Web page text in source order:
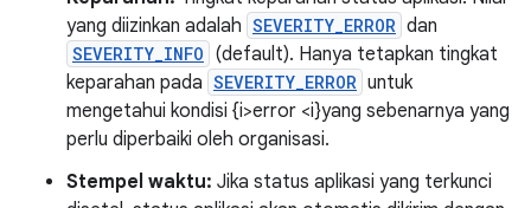
yang diizinkan adalah SEVERITY_ERROR dan
SEVERITY_INFO (default). Hanya tetapkan tingkat
keparahan pada SEVERITY_ERROR untuk
mengetahui kondisi {i>error <i}yang sebenarnya yang
perlu diperbaiki oleh organisasi.
Stempel waktu: Jika status aplikasi yang terkunci